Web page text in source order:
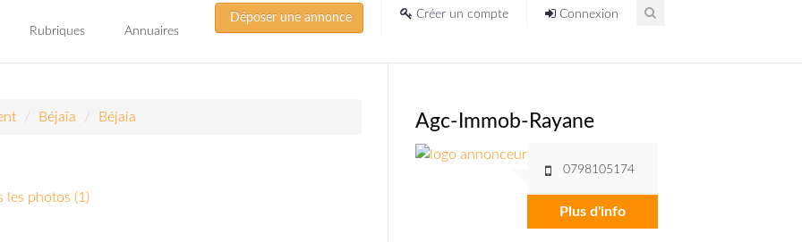
Rubriques Annuaires
Déposer une annonce Créer un compte Connexion
Béjaïa Béjaia
les photos (1)
Agc-Immob-Rayane
0798105174
Plus d'info